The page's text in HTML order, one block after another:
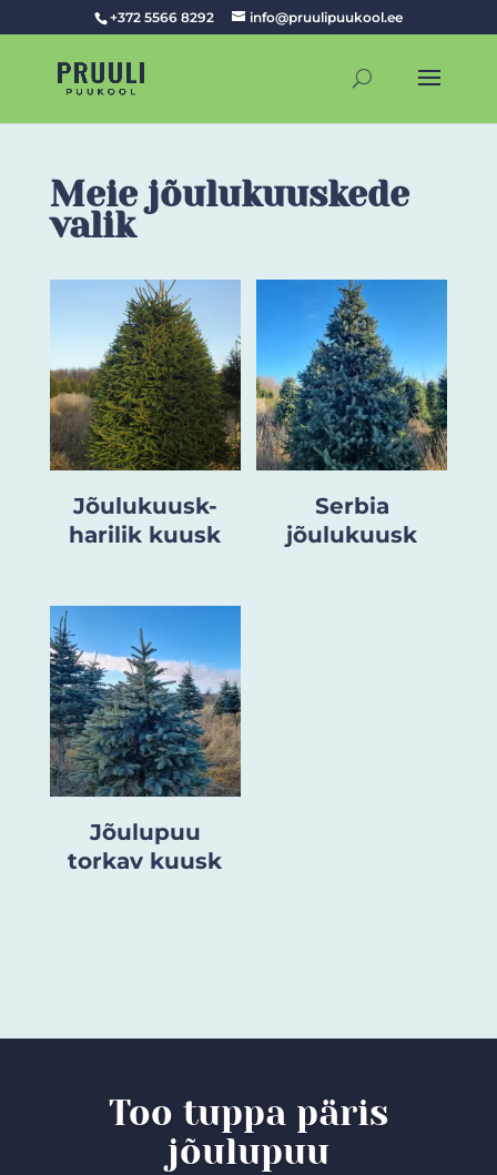
+372 5566 8292 info@pruulipuukool.ee
Meie jõulukuuskede
valik
Jõulukuusk-
harilik kuusk
Serbia
jõulukuusk
Jõulupuu
torkav kuusk
Too tuppa päris
jõulupuu